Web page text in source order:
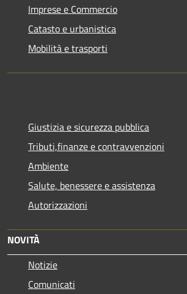
Imprese e Commercio
Catasto e urbanistica
Mobilità e trasporti
Giustizia e sicurezza pubblica
Tributi,finanze e contravvenzioni
Ambiente
Salute, benessere e assistenza
Autorizzazioni
NOVITÀ
Notizie
Comunicati